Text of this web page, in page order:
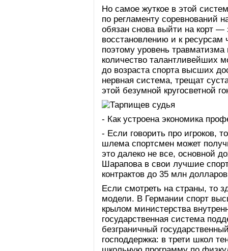
Но самое жуткое в этой
по регламенту соревнований
обязан снова выйти на корт —
восстановлению и к ресурсам
поэтому уровень
количество талантливейших
до возраста спорта высших
нервная система, трещат
этой безумной кругосветной
- Как устроена экономика
- Если говорить про игроков,
шлема спортсмен может
это далеко не все, основной
Шарапова в свои лучшие
контрактов до 35 млн
Если смотреть на страны, то
модели. В Германии спорт
крылом министерства
государственная система
безграничный
господдержка: в трети школ